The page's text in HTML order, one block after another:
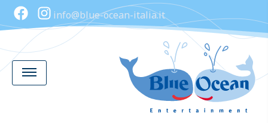
info@blue-ocean-italia.it